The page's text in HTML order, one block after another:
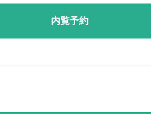
内覧予約